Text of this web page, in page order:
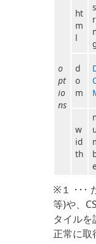
o
pt
io
ns
ht
m
l
d
o
m
w
id
th
※１ ･･･
等)や、
タイルを
正常に取